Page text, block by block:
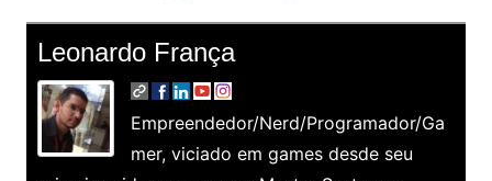
Leonardo França
Empreendedor/Nerd/Programador/Ga
mer, viciado em games desde seu